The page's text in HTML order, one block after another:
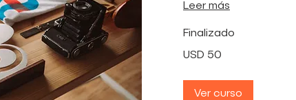
Leer más
Finalizado
dólares
USD 50
Ver curso